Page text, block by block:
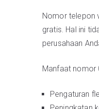
Nomor telepon
gratis. Hal ini
perusahaan
Manfaat nomor
Pengaturan